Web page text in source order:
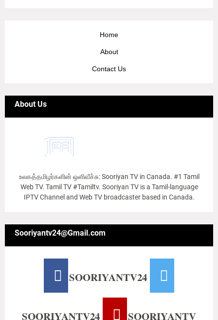
Home
About
Contact Us
About Us
உலகத்தமிழர்களின் ஒளிவீச்சு: Sooriyan TV in Canada. #1 Tamil
Web TV. Tamil TV #Tamiltv. Sooriyan TV is a Tamil-language
IPTV Channel and Web TV broadcaster based in Canada.
Sooriyantv24@Gmail.com
SOORIYANTV24
SOORIYANTV24 SOORIYANTV